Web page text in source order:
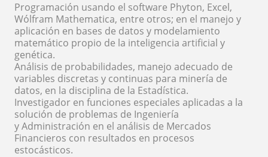
Programación usando el software Phyton, Excel,
Wólfram Mathematica, entre otros; en el manejo y
aplicación en bases de datos y modelamiento
matemático propio de la inteligencia artificial y
genética.
Análisis de probabilidades, manejo adecuado de
variables discretas y continuas para minería de
datos, en la disciplina de la Estadística.
Investigador en funciones especiales aplicadas a la
solución de problemas de Ingeniería
y Administración en el análisis de Mercados
Financieros con resultados en procesos
estocásticos.